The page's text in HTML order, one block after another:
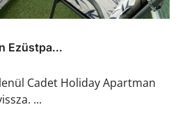
Ezüstpa...
Cadet Holiday Apartman
...